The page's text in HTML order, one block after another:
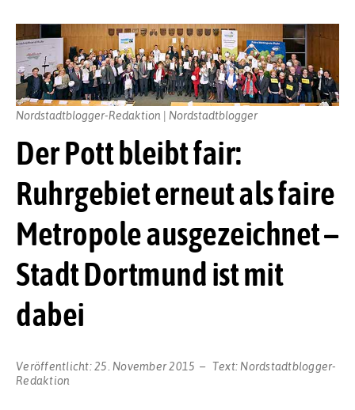
Der Pott bleibt fair:
Ruhrgebiet erneut als faire
Metropole ausgezeichnet –
Stadt Dortmund ist mit
dabei
Veröffentlicht:25. November 2015 Text: Nordstadtblogger-
Redaktion
Nordstadtblogger-Redaktion | Nordstadtblogger